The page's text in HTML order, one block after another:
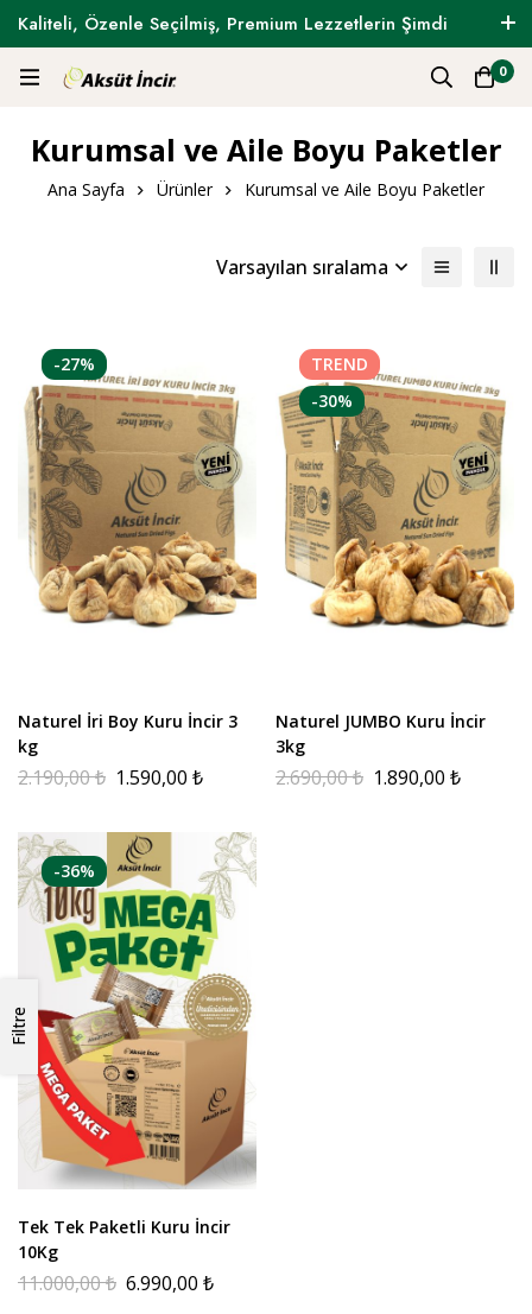
Kaliteli, Özenle Seçilmiş, Premium Lezzetlerin Şimdi
Tam Zamanı !
0
Kurumsal ve Aile Boyu Paketler
Ana Sayfa Ürünler Kurumsal ve Aile Boyu Paketler
Filtre
Varsayılan sıralama
-27%
Naturel İri Boy Kuru İncir 3
kg
2.190,00₺ 1.590,00 ₺
TREND
-30%
Naturel JUMBO Kuru İncir
3kg
2.690,00₺ 1.890,00 ₺
-36%
Tek Tek Paketli Kuru İncir
10Kg
11.000,00₺ 6.990,00 ₺